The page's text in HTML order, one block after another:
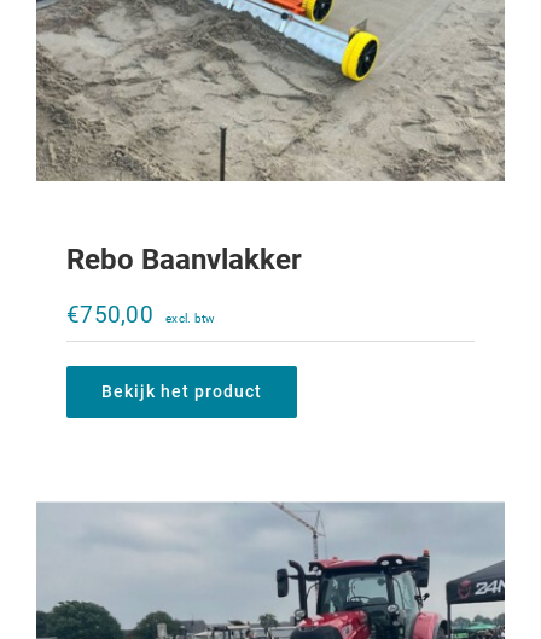
Rebo Baanvlakker
€750,00
Bekijk het product
€8.750,00